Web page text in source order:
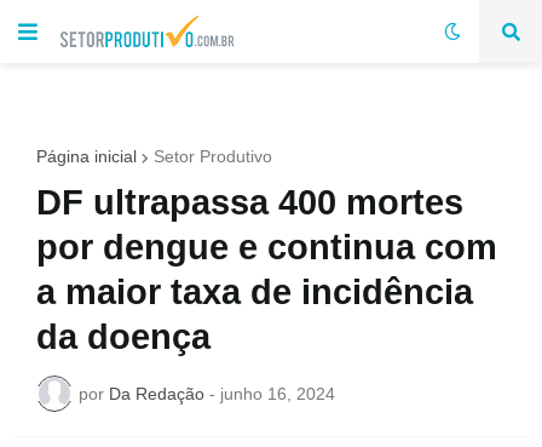
Página inicial Setor Produtivo
DF ultrapassa 400 mortes
por dengue e continua com
a maior taxa de incidência
da doença
por Da Redação - junho 16, 2024